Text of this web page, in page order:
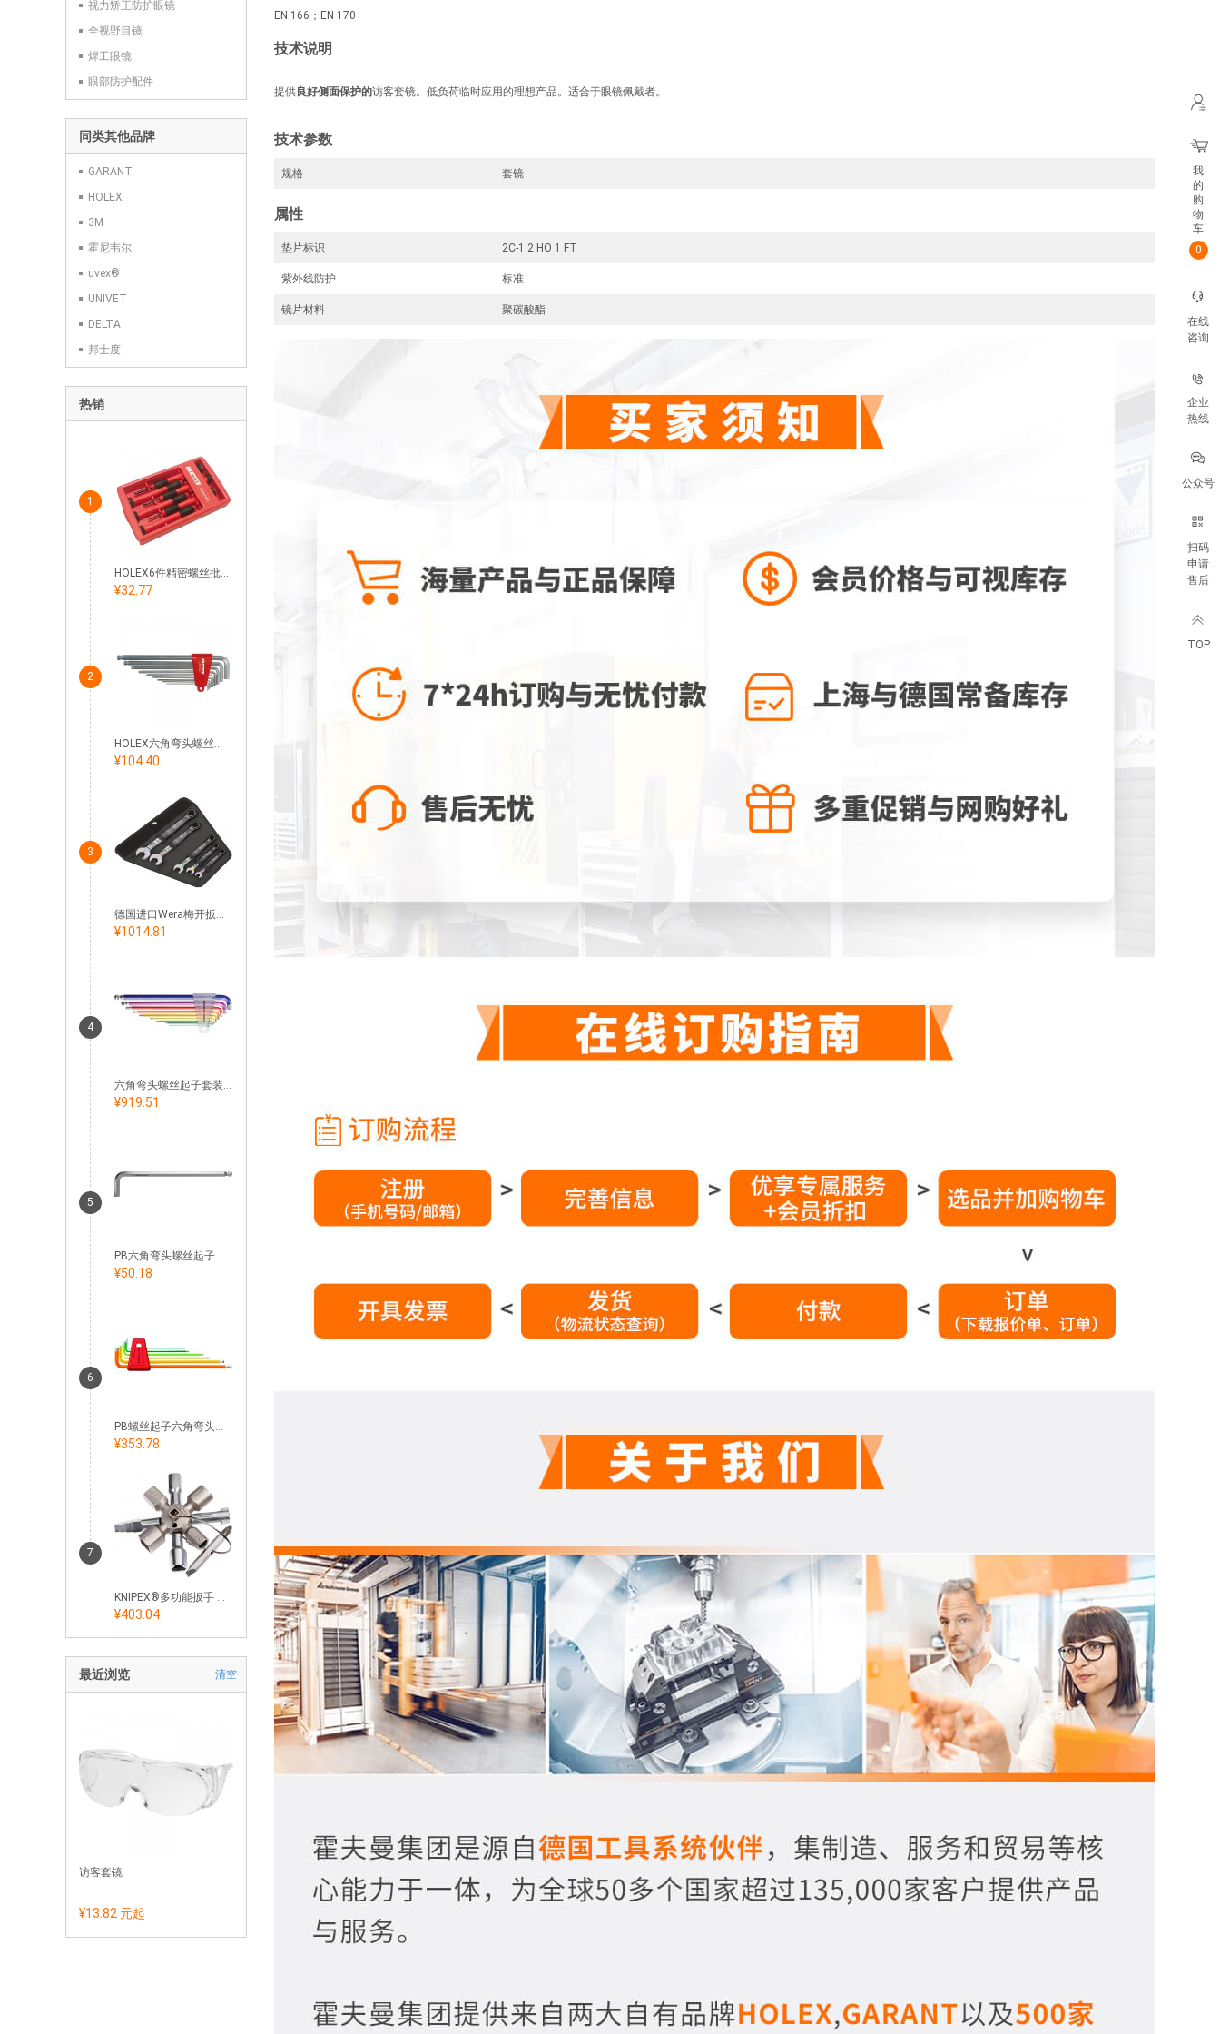
视力矫正防护眼镜
全视野目镜
焊工眼镜
眼部防护配件
同类其他品牌
GARANT
HOLEX
3M
霍尼韦尔
uvex®
UNIVET
DELTA
邦士度
热销
1
2
3
4
5
6
7
HOLEX6件精密螺丝批套装一/十字头
¥32.77
HOLEX六角弯头螺丝起子，长型，带有球头 套装
¥104.40
德国进口Wera梅开扳手套件
¥1014.81
六角弯头螺丝起子套装，90°– 100° 长款，带球头和短型刀柄 粉末涂层
¥919.51
PB六角弯头螺丝起子，长型 镀铬
¥50.18
PB螺丝起子六角弯头套装，长型 粉末涂层
¥353.78
KNIPEX®多功能扳手 Twinkey®
¥403.04
最近浏览 清空
访客套镜
¥13.82 元起
EN 166；EN 170
技术说明
提供 良好侧面保护的访客套镜。低负荷临时应用的理想产品。适合于眼镜佩戴者。
技术参数
规格 套镜
属性
垫片标识 2C-1.2 HO 1 FT
紫外线防护 标准
镜片材料 聚碳酸酯
我
的
购
物
车
0
在线
咨询
企业
热线
公众号
扫码
申请
售后
TOP